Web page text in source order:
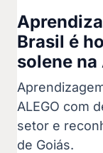
Brasil é
solene na
ALEGO com
setor e
de Goiás.